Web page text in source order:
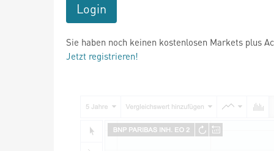
Login
Sie haben noch keinen kostenlosen Markets plus
Jetzt registrieren!